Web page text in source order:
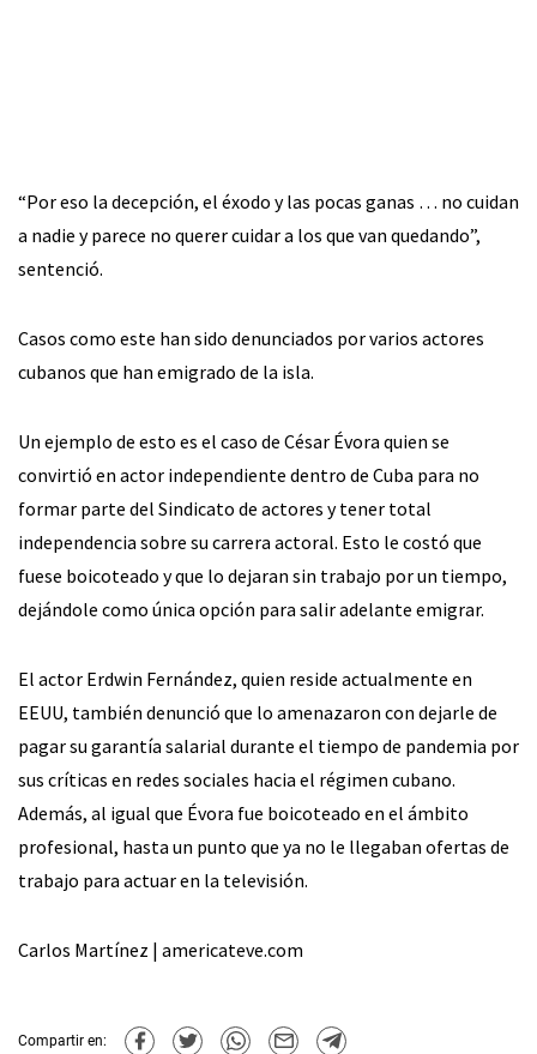
“Por eso la decepción, el éxodo y las pocas ganas … no cuidan
a nadie y parece no querer cuidar a los que van quedando”,
sentenció.
Casos como este han sido denunciados por varios actores
cubanos que han emigrado de la isla.
Un ejemplo de esto es el caso de César Évora quien se
convirtió en actor independiente dentro de Cuba para no
formar parte del Sindicato de actores y tener total
independencia sobre su carrera actoral. Esto le costó que
fuese boicoteado y que lo dejaran sin trabajo por un tiempo,
dejándole como única opción para salir adelante emigrar.
El actor Erdwin Fernández, quien reside actualmente en
EEUU, también denunció que lo amenazaron con dejarle de
pagar su garantía salarial durante el tiempo de pandemia por
sus críticas en redes sociales hacia el régimen cubano.
Además, al igual que Évora fue boicoteado en el ámbito
profesional, hasta un punto que ya no le llegaban ofertas de
trabajo para actuar en la televisión.
Carlos Martínez | americateve.com
Compartir en: